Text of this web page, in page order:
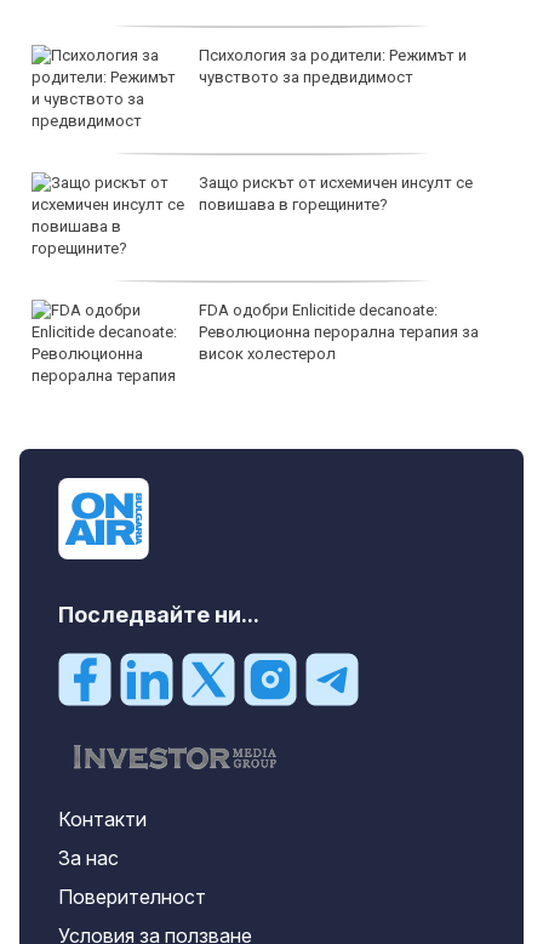
Психология за родители: Режимът и
чувството за предвидимост
Защо рискът от исхемичен инсулт се
повишава в горещините?
FDA одобри Еnlicitide decanoate:
Революционна перорална терапия за
висок холестерол
Последвайте ни...
Контакти
За нас
Поверителност
Условия за ползване